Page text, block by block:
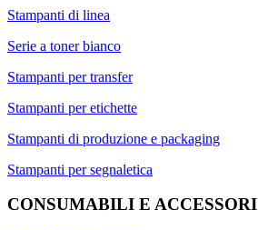
Stampanti di linea
Serie a toner bianco
Stampanti per transfer
Stampanti per etichette
Stampanti di produzione e packaging
Stampanti per segnaletica
CONSUMABILI E ACCESSORI